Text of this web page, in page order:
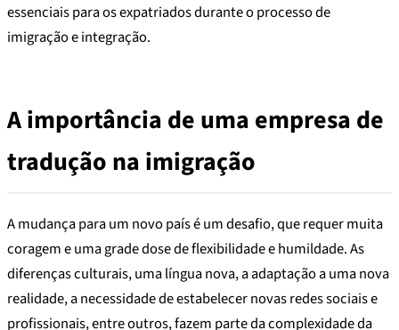
essenciais para os expatriados durante o processo de
imigração e integração.
A importância de uma empresa de
tradução na imigração
A mudança para um novo país é um desafio, que requer muita
coragem e uma grade dose de flexibilidade e humildade. As
diferenças culturais, uma língua nova, a adaptação a uma nova
realidade, a necessidade de estabelecer novas redes sociais e
profissionais, entre outros, fazem parte da complexidade da